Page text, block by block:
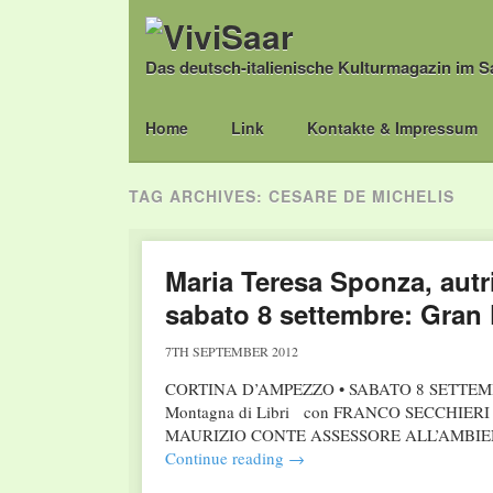
Das deutsch-italienische Kulturmagazin im
Main menu
Skip
Home Link Kontakte & Impressum
TAG ARCHIVES: CESARE DE MICHELIS
Maria Teresa Sponza,
sabato 8 settembre:
7TH SEPTEMBER 2012
CORTINA D’AMPEZZO • SABATO 8
Montagna di Libri con FRANCO
MAURIZIO CONTE ASSESSORE
Continue reading →